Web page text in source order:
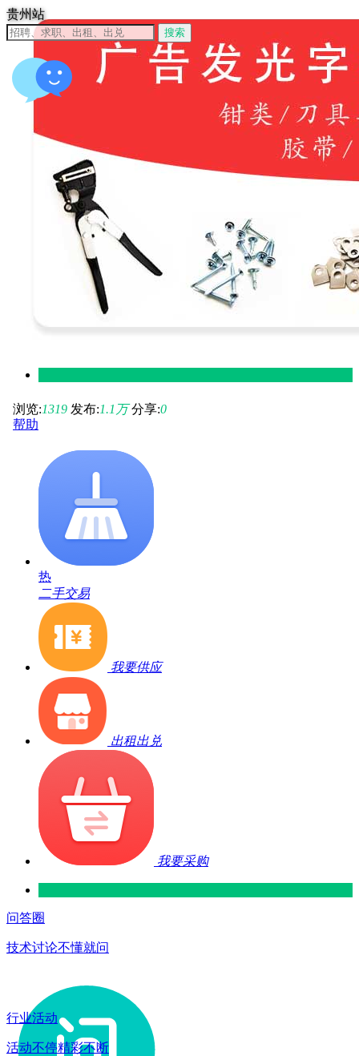
贵州站
搜索
浏览:1319 发布:1.1 万 分享:0
帮助
热
二手交易
我要供应
出租出兑
我要采购
问答圈
技术讨论不懂就问
行业活动
活动不停精彩不断